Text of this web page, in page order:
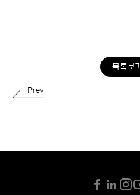
목록보기
Prev